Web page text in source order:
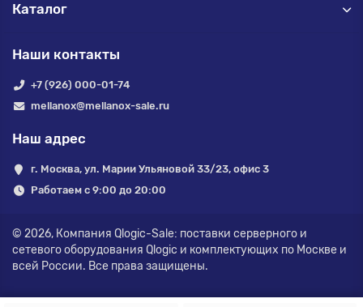
Каталог
Наши контакты
+7 (926) 000-01-74
mellanox@mellanox-sale.ru
Наш адрес
г. Москва, ул. Марии Ульяновой 33/23, офис 3
Работаем с 9:00 до 20:00
© 2026, Компания Qlogic-Sale: поставки серверного и
сетевого оборудования Qlogic и комплектующих по Москве и
всей России. Все права защищены.